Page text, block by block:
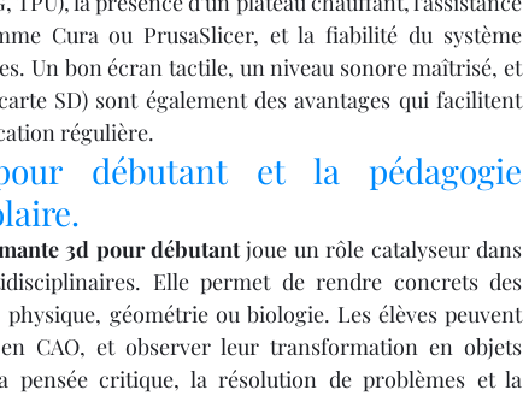
Cura ou PrusaSlicer, et la fiabilité du système
Un bon écran tactile, un niveau sonore maîtrisé, et
SD) sont également des avantages qui facilitent
régulière.
débutant et la pédagogie
3d pour débutant joue un rôle catalyseur dans
Elle permet de rendre concrets des
géométrie ou biologie. Les élèves peuvent
CAO, et observer leur transformation en objets
pensée critique, la résolution de problèmes et la